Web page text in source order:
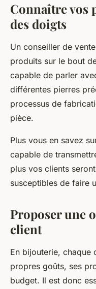
Connaître vos
des doigts
Un conseiller de
produits sur le bout
capable de parler
différentes pierres
processus de
pièce.
Plus vous en savez
capable de
plus vos clients
susceptibles de faire
Proposer une
client
En bijouterie, chaque
propres goûts, ses
budget. Il est donc